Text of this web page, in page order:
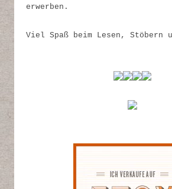
erwerben.
Viel Spaß beim Lesen, Stöbern